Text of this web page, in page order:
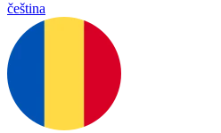
čeština